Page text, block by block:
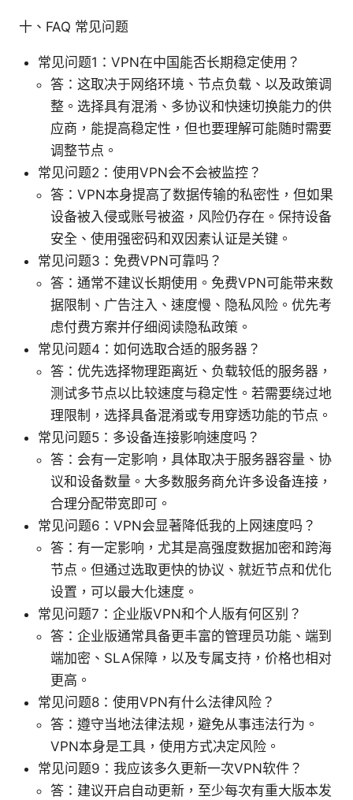
十、FAQ 常见问题
常见问题1：VPN在中国能否长期稳定使用？
答：这取决于网络环境、节点负载、以及政策调
整。选择具有混淆、多协议和快速切换能力的供
应商，能提高稳定性，但也要理解可能随时需要
调整节点。
常见问题2：使用VPN会不会被监控？
答：VPN本身提高了数据传输的私密性，但如果
设备被入侵或账号被盗，风险仍存在。保持设备
安全、使用强密码和双因素认证是关键。
常见问题3：免费VPN可靠吗？
答：通常不建议长期使用。免费VPN可能带来数
据限制、广告注入、速度慢、隐私风险。优先考
虑付费方案并仔细阅读隐私政策。
常见问题4：如何选取合适的服务器？
答：优先选择物理距离近、负载较低的服务器，
测试多节点以比较速度与稳定性。若需要绕过地
理限制，选择具备混淆或专用穿透功能的节点。
常见问题5：多设备连接影响速度吗？
答：会有一定影响，具体取决于服务器容量、协
议和设备数量。大多数服务商允许多设备连接，
合理分配带宽即可。
常见问题6：VPN会显著降低我的上网速度吗？
答：有一定影响，尤其是高强度数据加密和跨海
节点。但通过选取更快的协议、就近节点和优化
设置，可以最大化速度。
常见问题7：企业版VPN和个人版有何区别？
答：企业版通常具备更丰富的管理员功能、端到
端加密、SLA保障，以及专属支持，价格也相对
更高。
常见问题8：使用VPN有什么法律风险？
答：遵守当地法律法规，避免从事违法行为。
VPN本身是工具，使用方式决定风险。
常见问题9：我应该多久更新一次VPN软件？
答：建议开启自动更新，至少每次有重大版本发